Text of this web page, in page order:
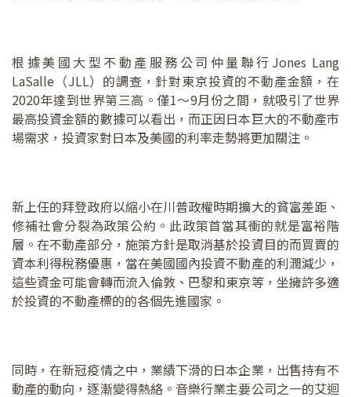
根據美國大型不動產服務公司仲量聯行Jones Lang
LaSalle（JLL）的調查，針對東京投資的不動產金額，在
2020年達到世界第三高。僅1～9月份之間，就吸引了世界
最高投資金額的數據可以看出，而正因日本巨大的不動產市
場需求，投資家對日本及美國的利率走勢將更加關注。
新上任的拜登政府以縮小在川普政權時期擴大的貧富差距、
修補社會分裂為政策公約。此政策首當其衝的就是富裕階
層。在不動產部分，施策方針是取消基於投資目的而買賣的
資本利得稅務優惠，當在美國國內投資不動產的利潤減少，
這些資金可能會轉而流入倫敦、巴黎和東京等，坐擁許多適
於投資的不動產標的的各個先進國家。
同時，在新冠疫情之中，業績下滑的日本企業，出售持有不
動產的動向，逐漸變得熱絡。音樂行業主要公司之一的艾迴